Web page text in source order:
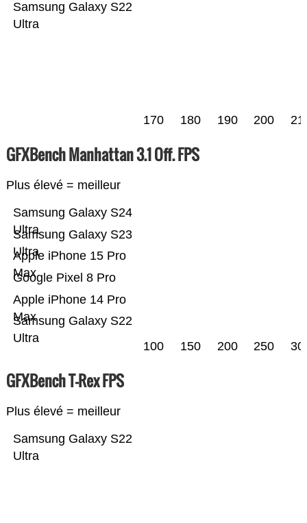
Samsung Galaxy S22
Ultra
170 180 190 200
GFXBench Manhattan 3.1 Off. FPS
Plus élevé = meilleur
Samsung Galaxy S22
Ultra
Apple iPhone 14 Pro
Max
Google Pixel 8 Pro
Apple iPhone 15 Pro
Max
Samsung Galaxy S23
Ultra
Samsung Galaxy S24
Ultra
100 150 200 250
GFXBench T-Rex FPS
Plus élevé = meilleur
Samsung Galaxy S22
Ultra